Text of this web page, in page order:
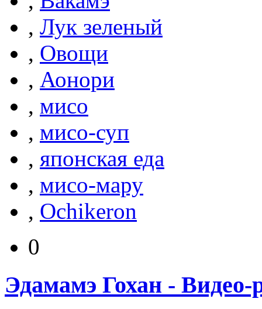
, Лук зеленый
, Овощи
, Аонори
, мисо
, мисо-суп
, японская еда
, мисо-мару
, Ochikeron
0
Эдамамэ Гохан - Видео-